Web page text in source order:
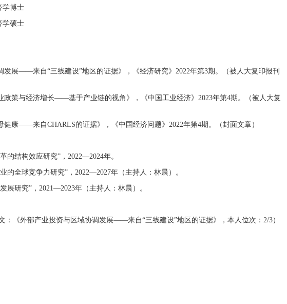
学博士
学硕士
发展——来自“三线建设”地区的证据》，《经济研究》2022年第3期。（被人大复印报刊
政策与经济增长——基于产业链的视角》，《中国工业经济》2023年第4期。（被人大复
健康——来自CHARLS的证据》，《中国经济问题》2022年第4期。（封面文章）
的结构效应研究”，2022—2024年。
全球竞争力研究”，2022—2027年（主持人：林晨）。
展研究”，2021—2023年（主持人：林晨）。
：《外部产业投资与区域协调发展——来自“三线建设”地区的证据》，本人位次：2/3）